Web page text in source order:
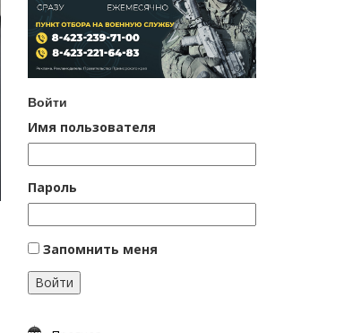
Войти
Имя пользователя
Пароль
Запомнить меня
Войти